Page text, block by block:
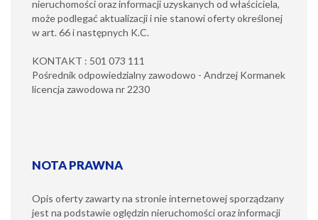
nieruchomości oraz informacji uzyskanych od właściciela,
może podlegać aktualizacji i nie stanowi oferty określonej
w art. 66 i następnych K.C.
KONTAKT : 501 073 111
Pośrednik odpowiedzialny zawodowo - Andrzej Kormanek
licencja zawodowa nr 2230
NOTA PRAWNA
Opis oferty zawarty na stronie internetowej sporządzany
jest na podstawie oględzin nieruchomości oraz informacji